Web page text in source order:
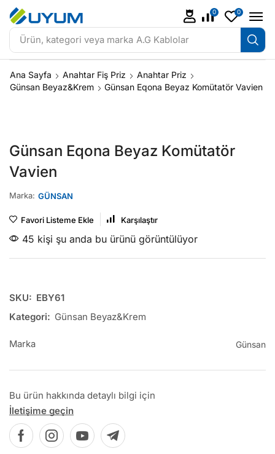
Ürün, kategori veya marka A.G Kablolar
0 0
Ana Sayfa Anahtar Fiş Priz
Anahtar Priz
Günsan Beyaz&Krem
Günsan Eqona Beyaz Komütatör Vavien
Günsan Eqona Beyaz Komütatör
Vavien
Marka: GÜNSAN
Favori Listeme Ekle Karşılaştır
45 kişi şu anda bu ürünü görüntülüyor
SKU: EBY61
Kategori: Günsan Beyaz&Krem
Marka Günsan
Bu ürün hakkında detaylı bilgi için
İletişime geçin